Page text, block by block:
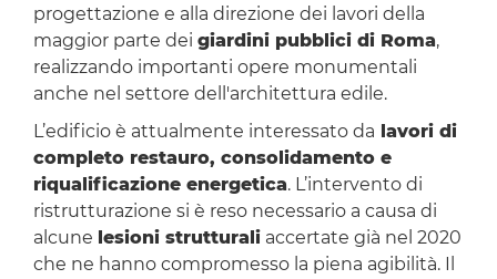
progettazione e alla direzione dei lavori della
maggior parte dei giardini pubblici di Roma,
realizzando importanti opere monumentali
anche nel settore dell'architettura edile.
L’edificio è attualmente interessato da lavori di
completo restauro, consolidamento e
riqualificazione energetica. L’intervento di
ristrutturazione si è reso necessario a causa di
alcune lesioni strutturaliaccertate già nel 2020
che ne hanno compromesso la piena agibilità. Il